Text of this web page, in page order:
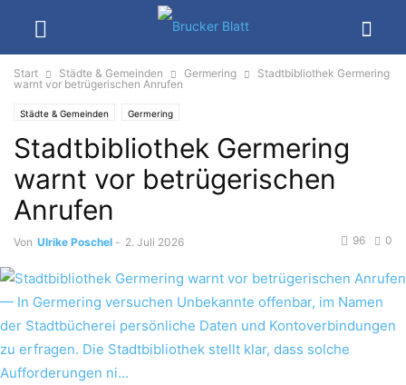
Start Städte & Gemeinden Germering
Stadtbibliothek Germering
warnt vor betrügerischen Anrufen
Städte & Gemeinden Germering
Stadtbibliothek Germering
warnt vor betrügerischen
Anrufen
Von Ulrike Poschel - 2. Juli 2026 0
96